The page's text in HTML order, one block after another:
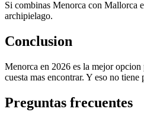
Si combinas Menorca con Mallorca
archipielago.
Conclusion
Menorca en 2026 es la mejor
cuesta mas encontrar. Y eso no tiene
Preguntas frecuentes